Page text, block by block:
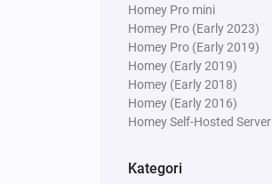
Homey Pro mini
Homey Pro (Early 2023)
Homey Pro (Early 2019)
Homey (Early 2019)
Homey (Early 2018)
Homey (Early 2016)
Homey Self-Hosted Server
Kategori